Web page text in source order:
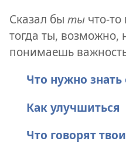
Сказал бы ты что-
тогда ты, возможно,
понимаешь
Что нужно
Как улучшиться
Что говорят